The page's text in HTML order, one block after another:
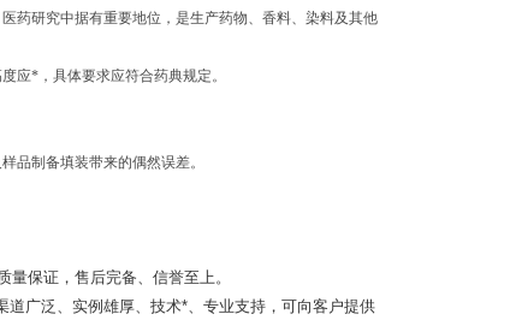
药研究中据有重要地位，是生产药物、香料、染料及其他
应*，具体要求应符合药典规定。
品制备填装带来的偶然误差。
保证，售后完备、信誉至上。
广泛、实例雄厚、技术*、专业支持，可向客户提供